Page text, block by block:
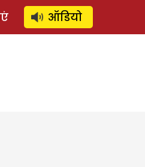
SUBSCRIBE
ऑडियो